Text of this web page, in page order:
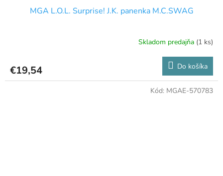
MGA L.O.L. Surprise! J.K. panenka M.C.SWAG
Skladom predajňa (1 ks)
€19,54 Do košíka
Kód: MGAE-570783